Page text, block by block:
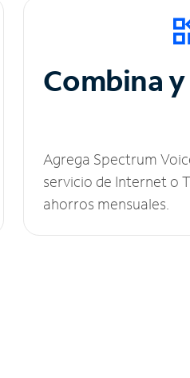
Combina
Agrega Spectrum
servicio de Internet o
ahorros mensuales.